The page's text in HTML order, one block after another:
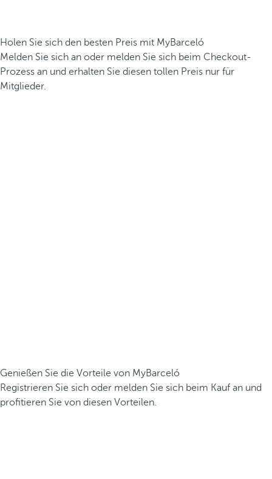
Holen Sie sich den besten Preis mit MyBarceló
Melden Sie sich an oder melden Sie sich beim Checkout-
Prozess an und erhalten Sie diesen tollen Preis nur für
Mitglieder.
Genießen Sie die Vorteile von MyBarceló
Registrieren Sie sich oder melden Sie sich beim Kauf an und
profitieren Sie von diesen Vorteilen.